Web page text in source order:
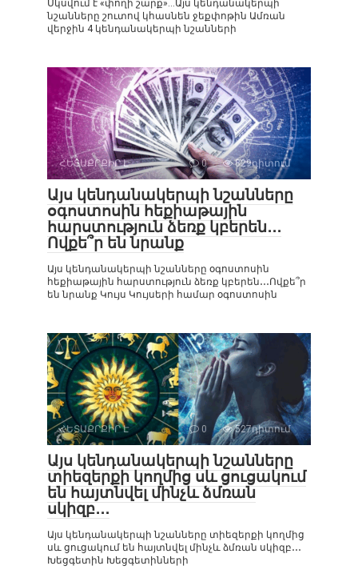
Սկսվում է «փողի շարք»…Այս կենդանակերպի
նշանները շուտով կհասնեն ջեքփոթին Ամռան
վերջին 4 կենդանակերպի նշանների
ՀԵՏԱՔՐՔԻՐ Է 0 829դիտում
Այս կենդանակերպի նշանները
օգոստոսին հեքիաթային
հարստություն ձեռք կբերեն․․․
Ովքե՞ր են նրանք
Այս կենդանակերպի նշանները օգոստոսին
հեքիաթային հարստություն ձեռք կբերեն․․․Ովքե՞ր
են նրանք Կույս Կույսերի համար օգոստոսին
ՀԵՏԱՔՐՔԻՐ Է 0 527դիտում
Այս կենդանակերպի նշանները
տիեզերքի կողմից սև ցուցակում
են հայտնվել մինչև ձմռան
սկիզբ․․․
Այս կենդանակերպի նշանները տիեզերքի կողմից
սև ցուցակում են հայտնվել մինչև ձմռան սկիզբ․․․
Խեցգետին Խեցգետինների